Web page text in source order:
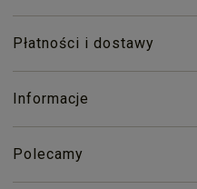
Płatności i dostawy
Informacje
Polecamy